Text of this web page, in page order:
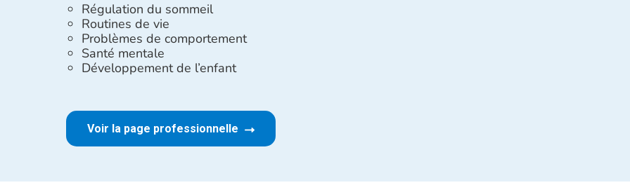
Régulation du sommeil
Routines de vie
Problèmes de comportement
Santé mentale
Développement de l’enfant
Voir la page professionnelle